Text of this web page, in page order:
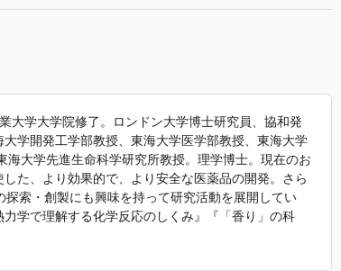
大学大学院修了。ロンドン大学博士研究員、協和発
学開発工学部教授、東海大学医学部教授、東海大学
大学先進生命科学研究所教授。理学博士。現在のお
た、より効果的で、より安全な医薬品の開発。さら
索・創製にも興味を持って研究活動を展開してい
学で理解する化学反応のしくみ』『「香り」の科